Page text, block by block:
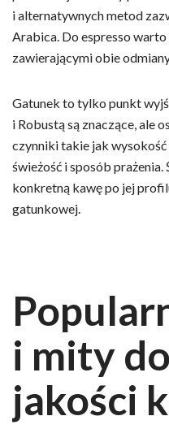
i alternatywnych metod
Arabica. Do espresso
zawierającymi obie
Gatunek to tylko punkt
i Robustą są znaczące, ale
czynniki takie jak
świeżość i sposób
konkretną kawę po jej
gatunkowej.
i mity
jakości